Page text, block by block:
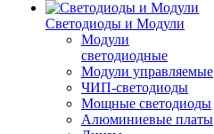
Светодиоды и Модули
Модули
светодиодные
Модули управляемые
ЧИП-светодиоды
Мощные светодиоды
Алюминиевые платы